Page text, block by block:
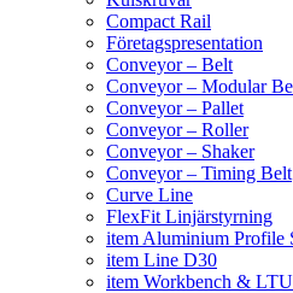
Compact Rail
Företagspresentation
Conveyor – Belt
Conveyor – Modular
Conveyor – Pallet
Conveyor – Roller
Conveyor – Shaker
Conveyor – Timing Belt
Curve Line
FlexFit Linjärstyrning
item Aluminium Profile
item Line D30
item Workbench &